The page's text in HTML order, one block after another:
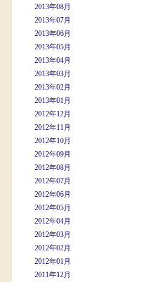
2013年08月
2013年07月
2013年06月
2013年05月
2013年04月
2013年03月
2013年02月
2013年01月
2012年12月
2012年11月
2012年10月
2012年09月
2012年08月
2012年07月
2012年06月
2012年05月
2012年04月
2012年03月
2012年02月
2012年01月
2011年12月